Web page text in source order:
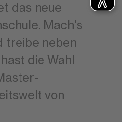
das neue
Mach's
treibe neben
die Wahl
von